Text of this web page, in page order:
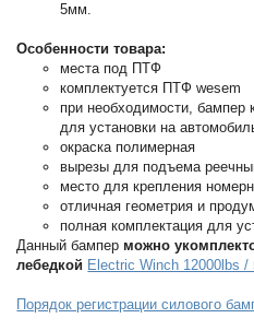
5мм.
Особенности товара:
места под ПТФ
комплектуется ПТФ wesem
при необходимости, бампер
для установки на
окраска полимерная
вырезы для подъема
место для крепления
отличная геометрия и
полная комплектация для
Данный бампер можно
лебедкой Electric Winch 12000lbs /
Порядок регистрации силового